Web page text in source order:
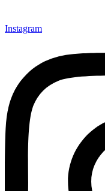
Instagram